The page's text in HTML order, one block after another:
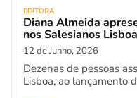
EDITORA
Diana Almeida
nos Salesianos Lisboa
12 de Junho, 2026
Dezenas de pessoas
Lisboa, ao lançamento